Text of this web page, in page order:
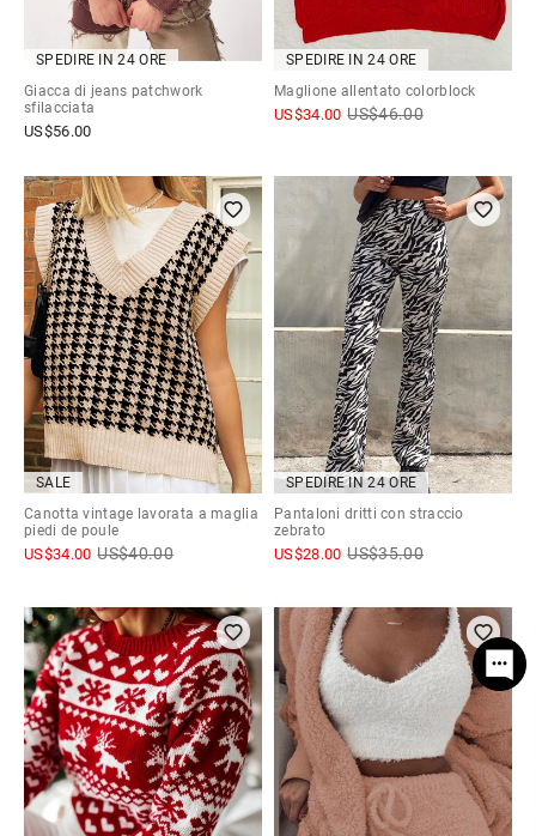
SPEDIRE IN 24 ORE
Giacca di jeans patchwork
sfilacciata
US$56.00
SPEDIRE IN 24 ORE
Maglione allentato colorblock
US$34.00 US$46.00
SALE
Canotta vintage lavorata a maglia
piedi de poule
US$34.00 US$40.00
SPEDIRE IN 24 ORE
Pantaloni dritti con straccio
zebrato
US$28.00 US$35.00